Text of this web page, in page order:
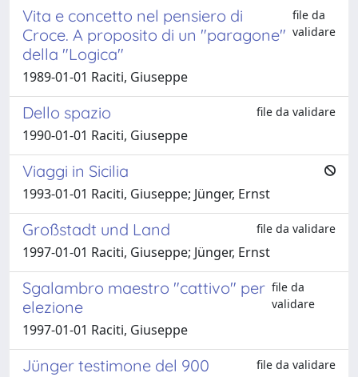
Vita e concetto nel pensiero di
Croce. A proposito di un "paragone"
della "Logica"
file da
validare
1989-01-01 Raciti, Giuseppe
Dello spazio file da validare
1990-01-01 Raciti, Giuseppe
Viaggi in Sicilia
1993-01-01 Raciti, Giuseppe; Jünger, Ernst
Großstadt und Land file da validare
1997-01-01 Raciti, Giuseppe; Jünger, Ernst
Sgalambro maestro "cattivo" per
elezione
file da
validare
1997-01-01 Raciti, Giuseppe
Jünger testimone del 900 file da validare